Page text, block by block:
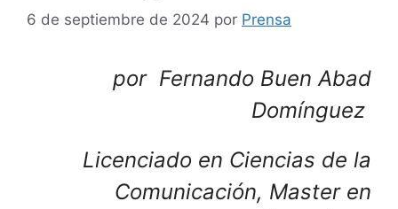
6 de septiembre de 2024 por Prensa
por Fernando Buen Abad
Domínguez
Licenciado en Ciencias de la
Comunicación, Master en